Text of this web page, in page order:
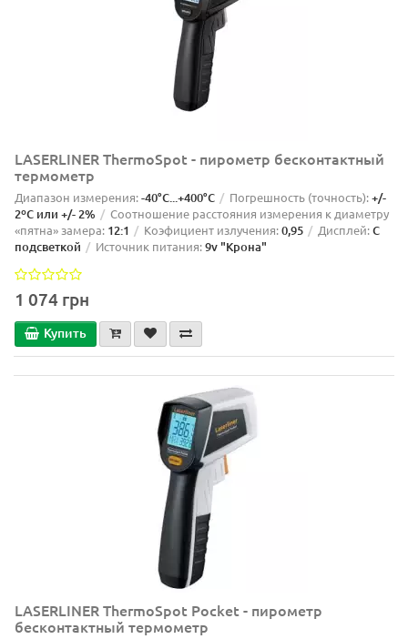
LASERLINER ThermoSpot - пирометр бесконтактный
термометр
Диапазон измерения:-40°C...+400°C Погрешность (точность):+/-
2ºС или +/- 2%
Соотношение расстояния измерения к диаметру
«пятна» замера: 12:1 Коэфициент излучения:0,95 Дисплей:С
подсветкой
Источник питания:9v "Крона"
1 074 грн
Купить
LASERLINER ThermoSpot Pocket - пирометр
бесконтактный термометр